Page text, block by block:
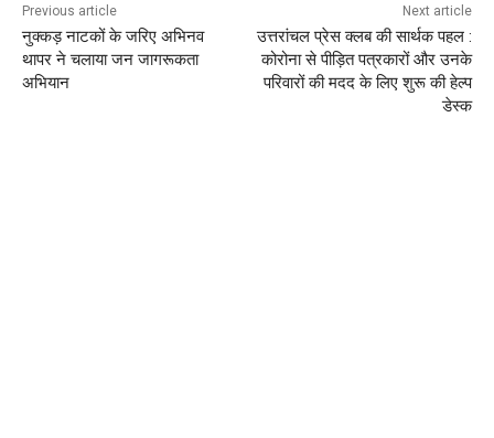
Previous article
नुक्कड़ नाटकों के जरिए अभिनव
थापर ने चलाया जन जागरूकता
अभियान
Next article
उत्तरांचल प्रेस क्लब की सार्थक पहल :
कोरोना से पीड़ित पत्रकारों और उनके
परिवारों की मदद के लिए शुरू की हेल्प
डेस्क